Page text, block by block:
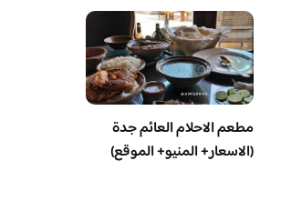
مطعم الاحلام العائم جدة
(الاسعار+ المنيو+ الموقع)